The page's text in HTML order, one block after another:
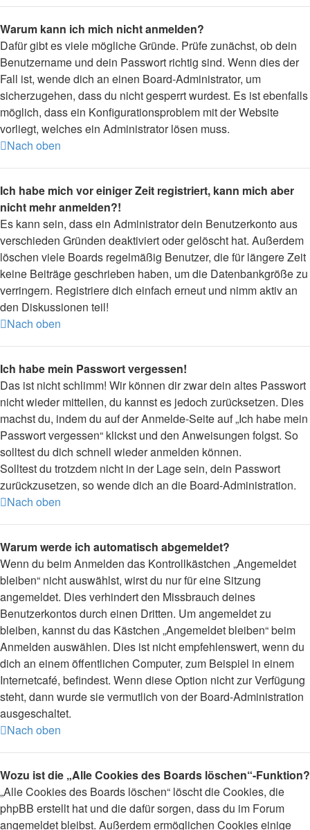
Warum kann ich mich nicht anmelden?
Dafür gibt es viele mögliche Gründe. Prüfe zunächst, ob dein
Benutzername und dein Passwort richtig sind. Wenn dies der
Fall ist, wende dich an einen Board-Administrator, um
sicherzugehen, dass du nicht gesperrt wurdest. Es ist ebenfalls
möglich, dass ein Konfigurationsproblem mit der Website
vorliegt, welches ein Administrator lösen muss.
Nach oben
Ich habe mich vor einiger Zeit registriert, kann mich aber
nicht mehr anmelden?!
Es kann sein, dass ein Administrator dein Benutzerkonto aus
verschieden Gründen deaktiviert oder gelöscht hat. Außerdem
löschen viele Boards regelmäßig Benutzer, die für längere Zeit
keine Beiträge geschrieben haben, um die Datenbankgröße zu
verringern. Registriere dich einfach erneut und nimm aktiv an
den Diskussionen teil!
Nach oben
Ich habe mein Passwort vergessen!
Das ist nicht schlimm! Wir können dir zwar dein altes Passwort
nicht wieder mitteilen, du kannst es jedoch zurücksetzen. Dies
machst du, indem du auf der Anmelde-Seite auf „Ich habe mein
Passwort vergessen“ klickst und den Anweisungen folgst. So
solltest du dich schnell wieder anmelden können.
Solltest du trotzdem nicht in der Lage sein, dein Passwort
zurückzusetzen, so wende dich an die Board-Administration.
Nach oben
Warum werde ich automatisch abgemeldet?
Wenn du beim Anmelden das Kontrollkästchen „Angemeldet
bleiben“ nicht auswählst, wirst du nur für eine Sitzung
angemeldet. Dies verhindert den Missbrauch deines
Benutzerkontos durch einen Dritten. Um angemeldet zu
bleiben, kannst du das Kästchen „Angemeldet bleiben“ beim
Anmelden auswählen. Dies ist nicht empfehlenswert, wenn du
dich an einem öffentlichen Computer, zum Beispiel in einem
Internetcafé, befindest. Wenn diese Option nicht zur Verfügung
steht, dann wurde sie vermutlich von der Board-Administration
ausgeschaltet.
Nach oben
Wozu ist die „Alle Cookies des Boards löschen“-Funktion?
„Alle Cookies des Boards löschen“ löscht die Cookies, die
phpBB erstellt hat und die dafür sorgen, dass du im Forum
angemeldet bleibst. Außerdem ermöglichen Cookies einige